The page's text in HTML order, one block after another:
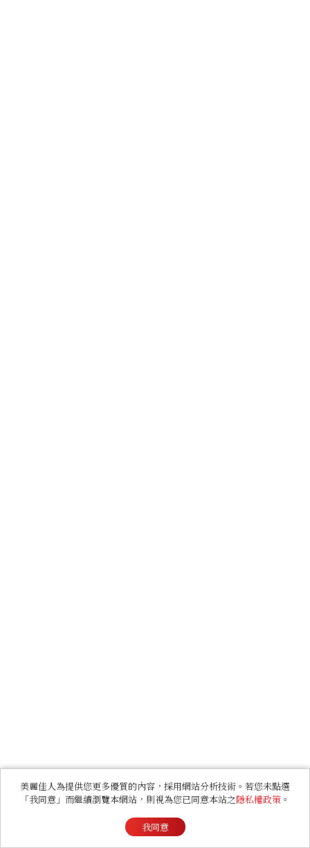
美麗佳人為提供您更多優質的內容，採用網站分析技術。若您未點選
「我同意」而繼續瀏覽本網站，則視為您已同意本站之隱私權政策 。
我同意